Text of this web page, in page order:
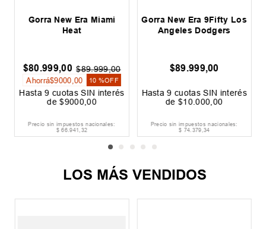
Gorra New Era Miami
Heat
$80.999,00 $89.999,00
Ahorrá$9000 00 10 %OFF
Hasta9 cuotas SIN interés
de$9000 ,00
Precio sin impuestos nacionales:
$ 66.941,32
Gorra New Era 9Fifty Los
Angeles Dodgers
$89.999,00
Hasta9 cuotas SIN interés
de $10 .000 00
Precio sin impuestos nacionales:
$ 74.379,34
LOS MÁS VENDIDOS